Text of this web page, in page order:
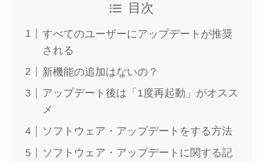
目次
すべてのユーザーにアップデートが推奨
される
新機能の追加はないの？
アップデート後は「1度再起動」がオスス
メ
ソフトウェア・アップデートをする方法
ソフトウェア・アップデートに関する記